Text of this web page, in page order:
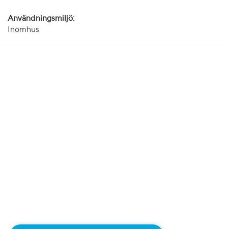
Användningsmiljö:
Inomhus